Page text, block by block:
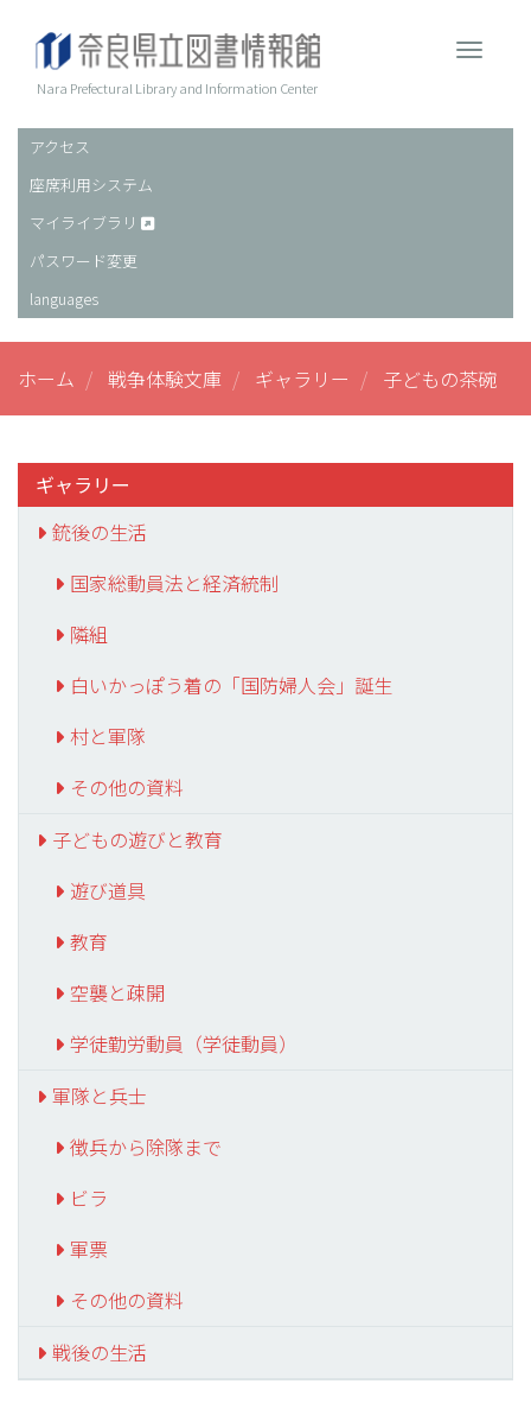
Nara Prefectural Library and Information Center
ヘ
ッ
ダ
ー
アクセス
座席利用システム
マイライブラリ
パスワード変更
languages
ホーム 戦争体験文庫 ギャラリー 子どもの茶碗
ギャラリー
銃後の生活
国家総動員法と経済統制
隣組
白いかっぽう着の「国防婦人会」誕生
村と軍隊
その他の資料
子どもの遊びと教育
遊び道具
教育
空襲と疎開
学徒勤労動員（学徒動員）
軍隊と兵士
徴兵から除隊まで
ビラ
軍票
その他の資料
戦後の生活